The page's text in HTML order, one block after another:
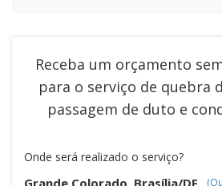
Receba um orçamento
para o serviço de quebra
passagem de duto e
Onde será realizado o serviço?
Grande Colorado, Brasília/DF